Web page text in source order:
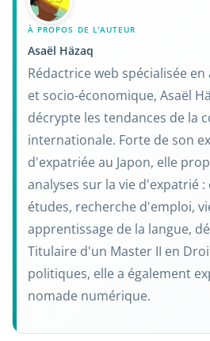
À PROPOS DE L'AUTEUR
Asaël Häzaq
Rédactrice web spécialisée
et socio-économique, Asaël
décrypte les tendances de la
internationale. Forte de son
d'expatriée au Japon, elle
analyses sur la vie d'expatrié :
études, recherche d'emploi,
apprentissage de la langue,
Titulaire d'un Master II en
politiques, elle a également
nomade numérique.